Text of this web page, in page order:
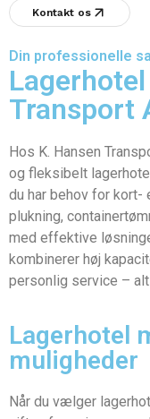
Kontakt os
Din professionelle
Transport
Hos K. Hansen
og fleksibelt
du har behov for kort-
plukning,
med effektive
kombinerer høj
personlig service –
Lagerhotel
muligheder
Når du vælger